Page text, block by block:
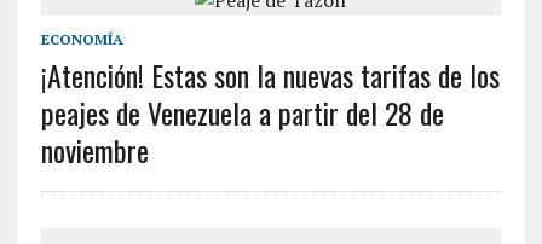
ECONOMÍA
¡Atención! Estas son la nuevas tarifas de los
peajes de Venezuela a partir del 28 de
noviembre